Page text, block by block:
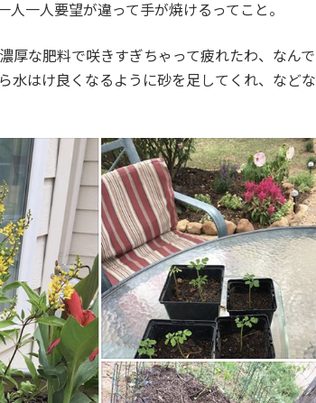
一人要望が違って手が焼けるってこと。
厚な肥料で咲きすぎちゃって疲れたわ、なんで
水はけ良くなるように砂を足してくれ、などな